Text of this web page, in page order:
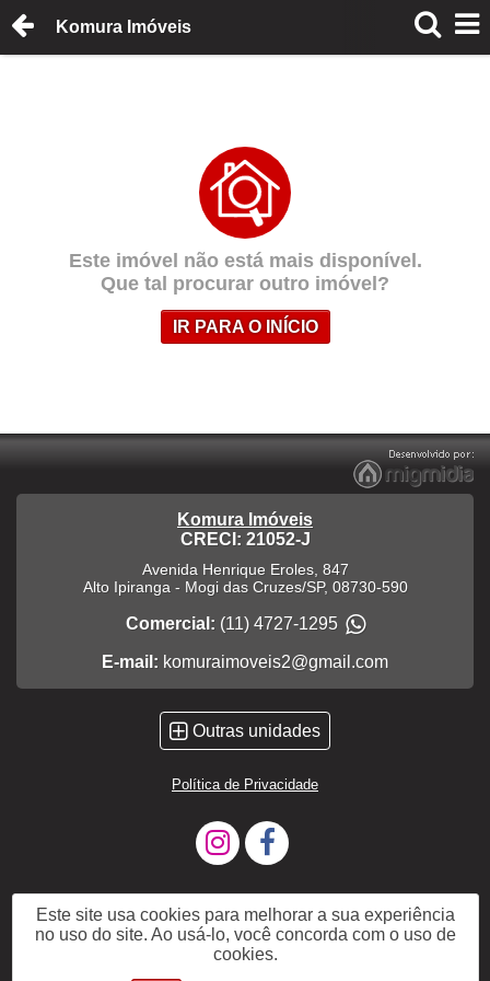
Komura Imóveis
Este imóvel não está mais disponível.
Que tal procurar outro imóvel?
IR PARA O INÍCIO
Komura Imóveis
CRECI: 21052-J
Avenida Henrique Eroles, 847
Alto Ipiranga - Mogi das Cruzes/SP, 08730-590
Comercial: (11) 4727-1295
E-mail: komuraimoveis2@gmail.com
Outras unidades
Política de Privacidade
Este site usa cookies para melhorar a sua experiência
no uso do site. Ao usá-lo, você concorda com o uso de
cookies.